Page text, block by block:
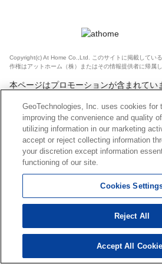
Copyright(c) At Home Co.,Ltd. このサイトに掲載してい
作権はアットホーム（株）またはその情報提供者に帰属し
本ページはプロモーションが含まれてい
GeoTechnologies, Inc. uses cookies for
improving the convenience and quality
utilizing information in our marketing
accept or reject collecting information
your discretion except information
functioning of our site.
Cookies
Reject All
Accept All